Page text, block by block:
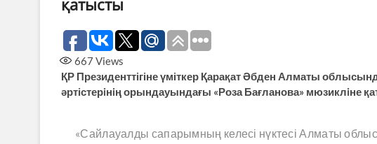
қатысты
667 Views
ҚР Президенттігіне үміткер Қарақат Әбден Алматы
әртістерiнiң орындауындағы «Роза Бағланова» мюзиклiне
«Сайлауалды сапарымның келесі нүктесі Алматы